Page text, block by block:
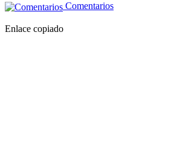
Comentarios
Enlace copiado